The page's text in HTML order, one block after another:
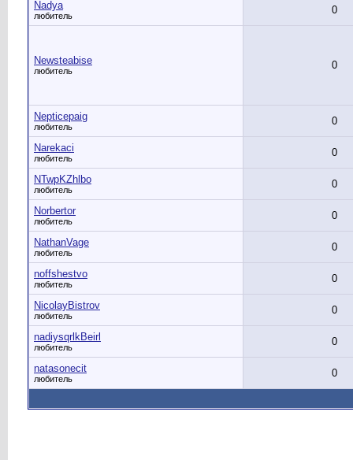
Nadya
любитель 0
Newsteabise
любитель 0
Nepticepaig
любитель 0
Narekaci
любитель 0
NTwpKZhlbo
любитель 0
Norbertor
любитель 0
NathanVage
любитель 0
noffshestvo
любитель 0
NicolayBistrov
любитель 0
nadiysqrlkBeirl
любитель 0
natasonecit
любитель 0